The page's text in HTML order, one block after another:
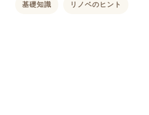
基礎知識 リノベのヒント